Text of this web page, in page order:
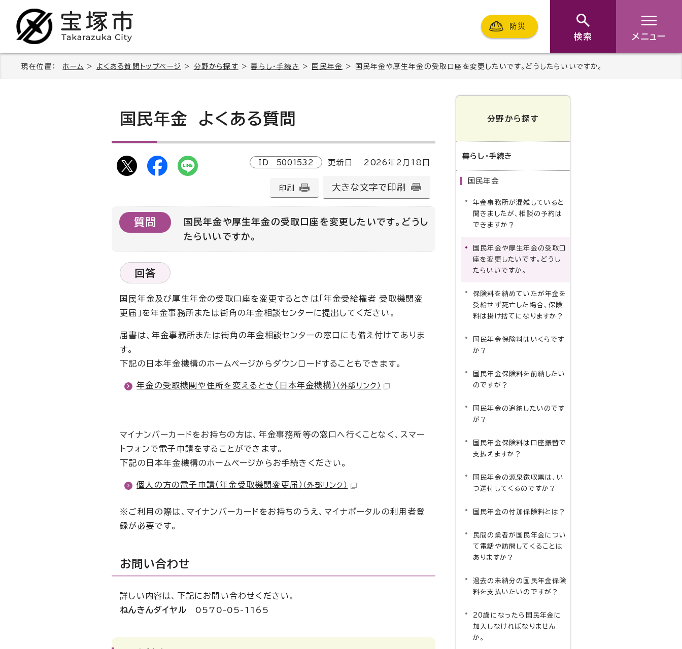
防災
検索 メニュー
現在位置： ホーム > よくある質問トップページ > 分野から探す >暮らし・手続き > 国民年金 > 国民年金や厚生年金の受取口座を変更したいです。どうしたらいいですか。
国民年金 よくある質問
ID 5001532 更新日 2026年2月 18 日
印刷 大きな文字で印刷
質問
国民年金や厚生年金の受取口座を変更したいです。どうし
たらいいですか。
回答
国民年金及び厚生年金の受取口座を変更するときは「年金受給権者 受取機関変
更届」を年金事務所または街角の年金相談センターに提出してください。
届書は、年金事務所または街角の年金相談センターの窓口にも備え付けてありま
す。
下記の日本年金機構のホームページからダウンロードすることもできます。
年金の受取機関や住所を変えるとき（日本年金機構） （外部リンク）
マイナンバーカードをお持ちの方は、年金事務所等の窓口へ行くことなく、スマー
トフォンで電子申請をすることができます。
下記の日本年金機構のホームページからお手続きください。
個人の方の電子申請（年金受取機関変更届） （外部リンク）
※ご利用の際は、マイナンバーカードをお持ちのうえ、マイナポータルの利用者登
録が必要です。
お問い合わせ
詳しい内容は、下記にお問い合わせください。
ねんきんダイヤル 0570-05-1165
分野から探す
暮らし・手続き
国民年金
年金事務所が混雑していると
聞きましたが、相談の予約は
できますか？
国民年金や厚生年金の受取口
座を変更したいです。どうし
たらいいですか。
保険料を納めていたが年金を
受給せず死亡した場合、保険
料は掛け捨てになりますか？
国民年金保険料はいくらです
か？
国民年金保険料を前納したい
のですが？
国民年金の追納したいのです
が？
国民年金保険料は口座振替で
支払えますか？
国民年金の源泉徴収票は、い
つ送付してくるのですか？
国民年金の付加保険料とは？
民間の業者が国民年金につい
て電話や訪問してくることは
ありますか？
過去の未納分の国民年金保険
料を支払いたいのですが？
20歳になったら国民年金に
加入しなければなりません
か。